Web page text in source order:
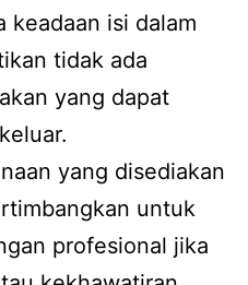
keadaan isi dalam
tidak ada
yang dapat
yang disediakan
untuk
profesional jika